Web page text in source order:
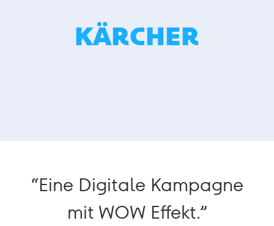
KÄRCHER
“Eine Digitale Kampagne
mit WOW Effekt.”